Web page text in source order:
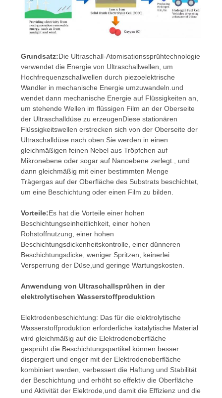
Grundsatz:Die Ultraschall-Atomisationssprühtechnologie
verwendet die Energie von Ultraschallwellen, um
Hochfrequenzschallwellen durch piezoelektrische
Wandler in mechanische Energie umzuwandeln.und
wendet dann mechanische Energie auf Flüssigkeiten an,
um stehende Wellen im flüssigen Film an der Oberseite
der Ultraschalldüse zu erzeugenDiese stationären
Flüssigkeitswellen erstrecken sich von der Oberseite der
Ultraschalldüse nach oben.Sie werden in einen
gleichmäßigen feinen Nebel aus Tröpfchen auf
Mikronebene oder sogar auf Nanoebene zerlegt., und
dann gleichmäßig mit einer bestimmten Menge
Trägergas auf der Oberfläche des Substrats beschichtet,
um eine Beschichtung oder einen Film zu bilden.
Vorteile:Es hat die Vorteile einer hohen
Beschichtungseinheitlichkeit, einer hohen
Rohstoffnutzung, einer hohen
Beschichtungsdickenheitskontrolle, einer dünneren
Beschichtungsdicke, weniger Spritzen, keinerlei
Versperrung der Düse,und geringe Wartungskosten.
Anwendung von Ultraschallsprühen in der
elektrolytischen Wasserstoffproduktion
Elektrodenbeschichtung: Das für die elektrolytische
Wasserstoffproduktion erforderliche katalytische Material
wird gleichmäßig auf die Elektrodenoberfläche
gesprüht.die Beschichtungspartikel können besser
dispergiert und enger mit der Elektrodenoberfläche
kombiniert werden, verbessert die Haftung und Stabilität
der Beschichtung und erhöht so effektiv die Oberfläche
und Aktivität der Elektrode,und damit die Effizienz und die